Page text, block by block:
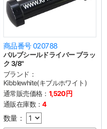
商品番号 020788
バルブシールドライバー ブラッ
ク 3/8"
ブランド：
Kibblewhite(キブルホワイト)
通常販売価格： 1,520円
通販在庫数：4
数量：